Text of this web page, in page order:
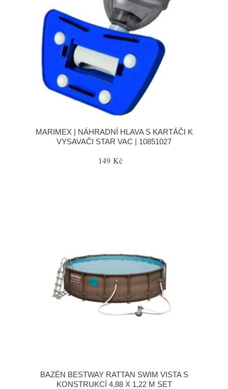
MARIMEX | NÁHRADNÍ HLAVA S KARTÁČI K
VYSAVAČI STAR VAC | 10851027
149 Kč
BAZÉN BESTWAY RATTAN SWIM VISTA S
KONSTRUKCÍ 4,88 X 1,22 M SET